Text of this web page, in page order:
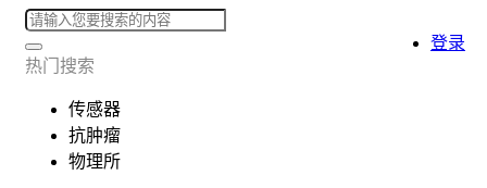
热门搜索
传感器
抗肿瘤
物理所
登录